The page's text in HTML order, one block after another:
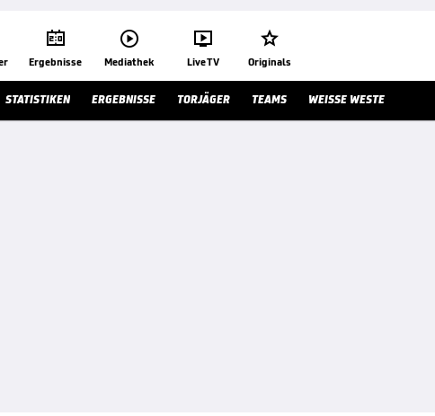

Ergebnisse

Mediathek

Live TV

Originals
STATISTIKEN ERGEBNISSE TORJÄGER TEAMS WEISSE WESTE